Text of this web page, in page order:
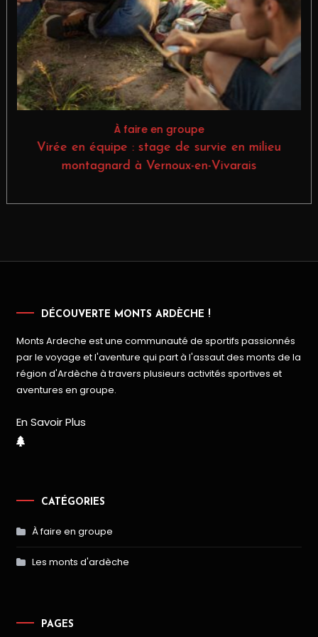
À faire en groupe
Virée en équipe : stage de survie en milieu
montagnard à Vernoux-en-Vivarais
DÉCOUVERTE MONTS ARDÈCHE !
Monts Ardeche est une communauté de sportifs passionnés
par le voyage et l'aventure qui part à l'assaut des monts de la
région d'Ardèche à travers plusieurs activités sportives et
aventures en groupe.
En Savoir Plus
CATÉGORIES
À faire en groupe
Les monts d'ardèche
PAGES